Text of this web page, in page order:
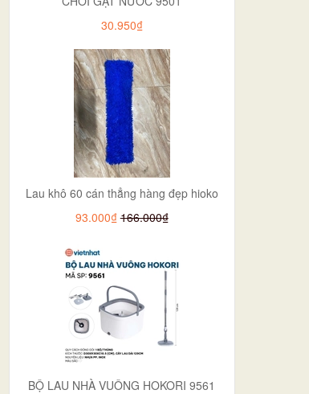
30.950₫
Lau khô 60 cán thẳng hàng đẹp hioko
93.000₫ 166.000₫
BỘ LAU NHÀ VUÔNG HOKORI 9561